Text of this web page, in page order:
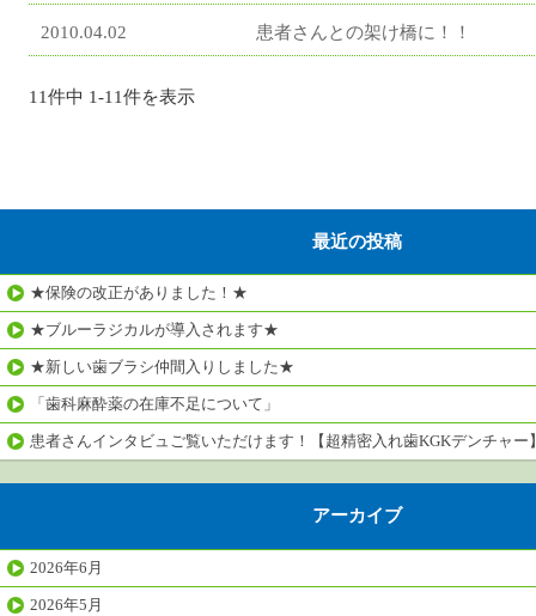
2010.04.02 患者さんとの架け橋に！！
11件中 1-11件を表示
最近の投稿
★保険の改正がありました！★
★ブルーラジカルが導入されます★
★新しい歯ブラシ仲間入りしました★
「歯科麻酔薬の在庫不足について」
患者さんインタビュご覧いただけます！【超精密入れ歯KGKデンチャー
アーカイブ
2026年6月
2026年5月